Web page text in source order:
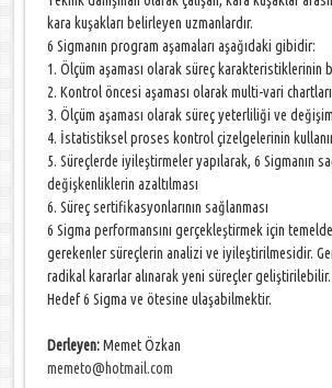
kara kuşakları belirleyen uzmanlardır.
6 Sigmanın program aşamaları aşağıdaki gibidir:
1. Ölçüm aşaması olarak süreç karakteristiklerinin
2. Kontrol öncesi aşaması olarak multi-vari
3. Ölçüm aşaması olarak süreç yeterliliği ve
4. İstatistiksel proses kontrol çizelgelerinin
5. Süreçlerde iyileştirmeler yapılarak, 6 Sigmanın
değişkenliklerin azaltılması
6. Süreç sertifikasyonlarının sağlanması
6 Sigma performansını gerçekleştirmek için
gerekenler süreçlerin analizi ve iyileştirilmesidir.
radikal kararlar alınarak yeni süreçler geliştirilebilir.
Hedef 6 Sigma ve ötesine ulaşabilmektir.
Derleyen:Memet Özkan
memeto@hotmail.com